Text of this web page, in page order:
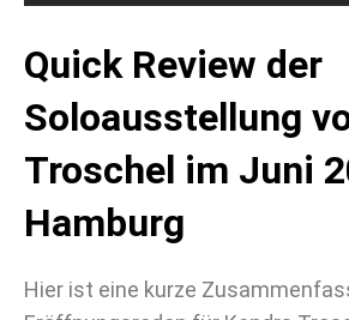
Quick Review der
Soloausstellung
Troschel im Juni
Hamburg
Hier ist eine kurze